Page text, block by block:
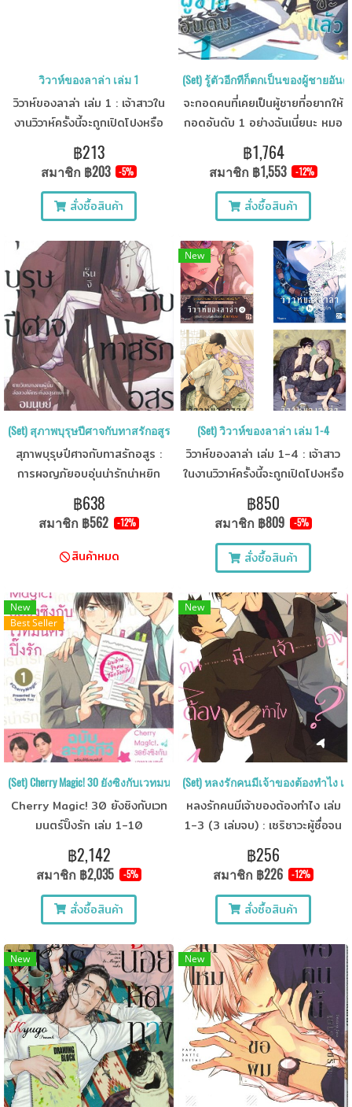
วิวาห์ของลาล่า เล่ม 1
วิวาห์ของลาล่า เล่ม 1 : เจ้าสาวใน
งานวิวาห์ครั้งนี้จะถูกเปิดโปงหรือ
ไม่!?
฿213
สมาชิก ฿203 -5%
สั่งซื้อสินค้า
(Set) รู้ตัวอีกทีก็ตกเป็นของผู้ชายอัน
จะกอดคนที่เคยเป็นผู้ชายที่อยากให้
กอดอันดับ 1 อย่างฉันเนี่ยนะ หมอ
นี่พูดอะไรออกมา! จะทำให้คุณหนี
ห่างจากผมไม่ได้ตลอดชีวิตเลยละ
฿1,764
สมาชิก ฿1,553 -12%
สั่งซื้อสินค้า
(Set) สุภาพบุรุษปีศาจกับทาสรักอสูร เล่ม 1-3
สุภาพบุรุษปีศาจกับทาสรักอสูร :
การผจญภัยอบอุ่นน่ารักน่าหยิก
ของทั้งสอง คาโว อสูรกายที่มีรูป
ลักษณ์น่ากลัวแต่กลับใสซื่อและ
อ่อนโยน และเลียมชายกลางคนที่
ทั้งชาย-หญิงล้วนลุ่มหลง
฿638
สมาชิก ฿562 -12%
สินค้าหมด
New
(Set) วิวาห์ของลาล่า เล่ม 1-4
วิวาห์ของลาล่า เล่ม 1-4 : เจ้าสาว
ในงานวิวาห์ครั้งนี้จะถูกเปิดโปงหรือ
ไม่!?
฿850
สมาชิก ฿809 -5%
สั่งซื้อสินค้า
New
Best Seller
(Set) Cherry Magic! 30 ยังซิงกับเวทมนตร์ปิ๊งรัก เล่ม 1-10
Cherry Magic! 30 ยังซิงกับเวท
มนตร์ปิ๊งรัก เล่ม 1-10
฿2,142
สมาชิก ฿2,035 -5%
สั่งซื้อสินค้า
New
(Set) หลงรักคนมีเจ้าของต้องทำไง เ
หลงรักคนมีเจ้าของต้องทำไง เล่ม
1-3 (3 เล่มจบ) : เซริซาวะผู้ซื่อจน
บื้อเป็นประจำแล้วตอนไปเที่ยวกับ
บริษัทและค้างคืนที่ออนเซ็น เขา
ก็ได้รู้ความลับเหนือความคาดหมาย
ของเซริซาวะเข้า...!?
฿256
สมาชิก ฿226 -12%
สั่งซื้อสินค้า
New New